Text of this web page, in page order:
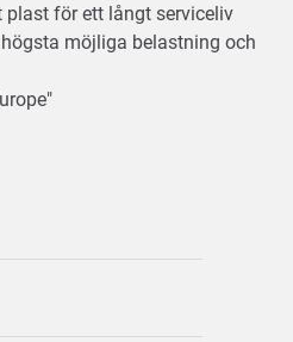
för ett långt serviceliv
möjliga belastning och